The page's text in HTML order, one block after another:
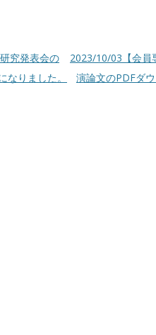
究発表会の
りました。
2023/10/03【会員
演論文のPDFダ